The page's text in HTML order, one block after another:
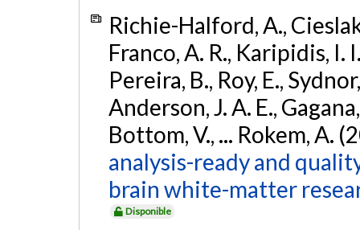
Richie-Halford, A.,
Franco, A. R., Karipidis, I.
Pereira, B., Roy, E.,
Anderson, J. A. E.,
Bottom, V., ... Rokem, A.
analysis-ready and
brain white-matter
Disponible